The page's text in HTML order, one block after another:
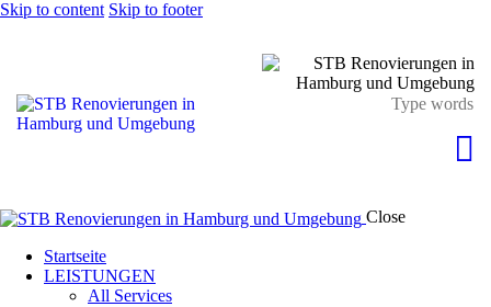
Skip to content Skip to footer
Close
Startseite
LEISTUNGEN
All Services